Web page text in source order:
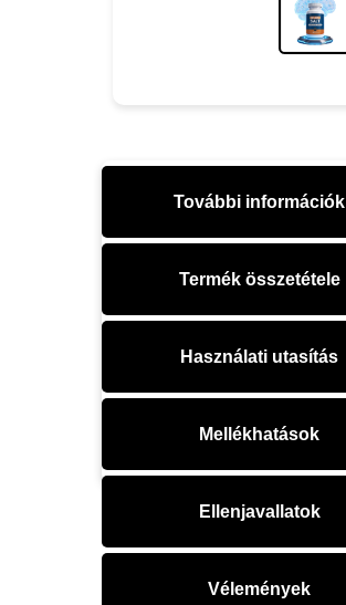
További információk
Termék összetétele
Használati utasítás
Mellékhatások
Ellenjavallatok
Vélemények